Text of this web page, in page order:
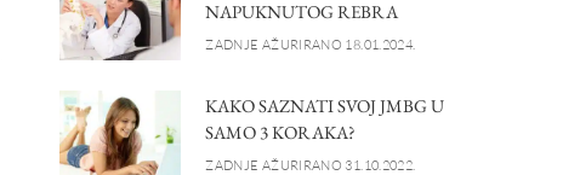
NAPUKNUTOG REBRA
ZADNJE AŽURIRANO 18.01.2024.
KAKO SAZNATI SVOJ JMBG U
SAMO 3 KORAKA?
ZADNJE AŽURIRANO 31.10.2022.